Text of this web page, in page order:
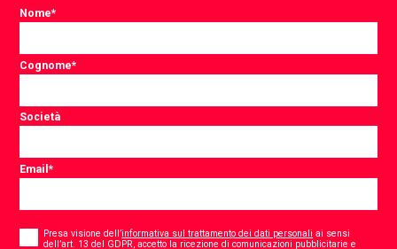
Nome*
Cognome*
Società
Email*
Presa visione dell’informativa sul trattamento dei dati personali ai sensi
dell’art. 13 del GDPR, accetto la ricezione di comunicazioni pubblicitarie e